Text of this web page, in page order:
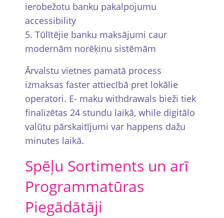
ierobežotu banku pakalpojumu
accessibility
Tūlītējie banku maksājumi caur
modernām norēķinu sistēmām
Ārvalstu vietnes pamatā process
izmaksas faster attiecībā pret lokālie
operatori. E- maku withdrawals bieži tiek
finalizētas 24 stundu laikā, while digitālo
valūtu pārskaitījumi var happens dažu
minutes laikā.
Spēļu Sortiments un arī
Programmatūras
Piegādātāji